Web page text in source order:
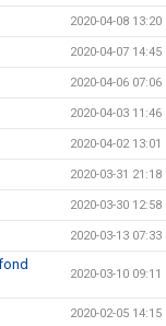
2020-04-08 13:20
2020-04-07 14:45
2020-04-06 07:06
2020-04-03 11:46
2020-04-02 13:01
2020-03-31 21:18
2020-03-30 12:58
2020-03-13 07:33
2020-03-10 09:11
2020-02-05 14:15